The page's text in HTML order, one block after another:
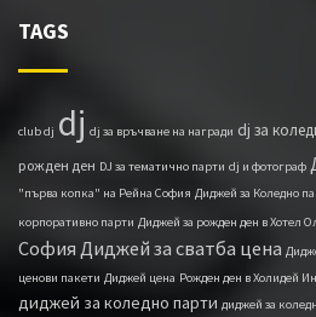
TAGS
club dj dj dj за връчване на награди dj за
рожден ден DJ за тематично парти dj и фотограф
"първа копка" на Рейна София Диджей за Коледно
корпоративно парти Диджей за рожден ден в Хотел
София Диджей за сватба цена
ценови пакети Диджей ценa Рожден ден в Холидей Ин
диджей за коледно парти диджей за